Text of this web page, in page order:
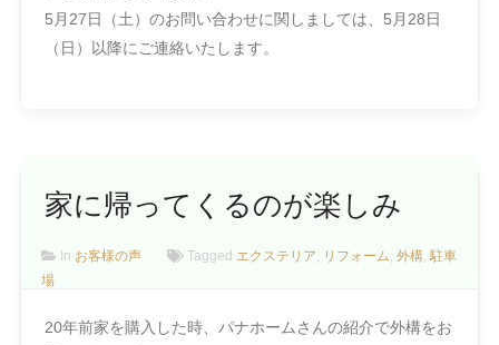
5月27日（土）のお問い合わせに関しましては、5月28日
（日）以降にご連絡いたします。
家に帰ってくるのが楽しみ
In お客様の声 Tagged エクステリア, リフォーム, 外構, 駐車
場
20年前家を購入した時、パナホームさんの紹介で外構をお